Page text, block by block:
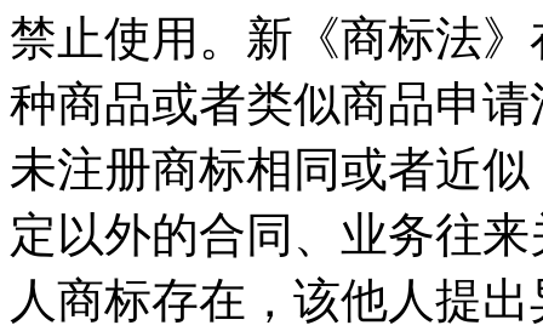
禁止使用。新《商标法
种商品或者类似商品申
未注册商标相同或者近
定以外的合同、业务往
人商标存在，该他人提